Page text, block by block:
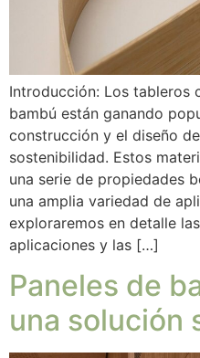
Introducción: Los tableros
bambú están ganando
construcción y el diseño
sostenibilidad. Estos
una serie de propiedades
una amplia variedad de
exploraremos en detalle
aplicaciones y las […]
Paneles de
una solución